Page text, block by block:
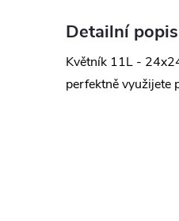
Detailní
Květník 11L -
perfektně využijete